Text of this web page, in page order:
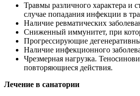
Травмы различного характера и
случае попадания инфекции в
Наличие ревматических
Сниженный иммунитет, при
Прогрессирующие
Наличие инфекционного
Чрезмерная нагрузка.
повторяющиеся действия.
Лечение в санатории